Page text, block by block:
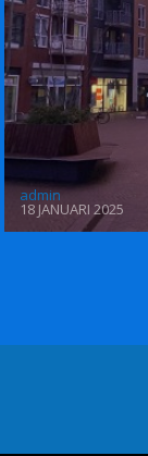
admin
18 JANUARI 2025